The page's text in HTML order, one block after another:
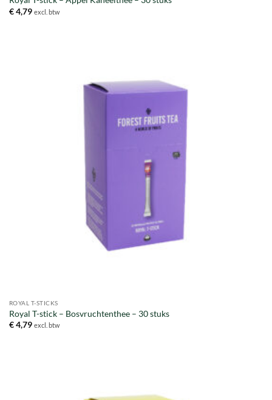
€4,79 excl. btw
ROYAL T-STICKS
Royal T-stick – Bosvruchtenthee – 30 stuks
€4,79 excl. btw